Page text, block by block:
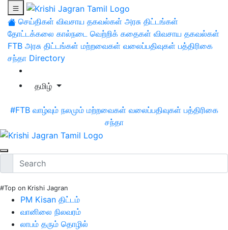
செய்திகள் விவசாய தகவல்கள் அரசு திட்டங்கள்
தோட்டக்கலை கால்நடை வெற்றிக் கதைகள் விவசாய தகவல்கள்
FTB அரசு திட்டங்கள் மற்றவைகள் வலைப்பதிவுகள் பத்திரிகை
சந்தா Directory
தமிழ்
#FTB வாழ்வும் நலமும் மற்றவைகள் வலைப்பதிவுகள் பத்திரிகை
சந்தா
#Top on Krishi Jagran
PM Kisan திட்டம்
வானிலை நிலவரம்
லாபம் தரும் தொழில்